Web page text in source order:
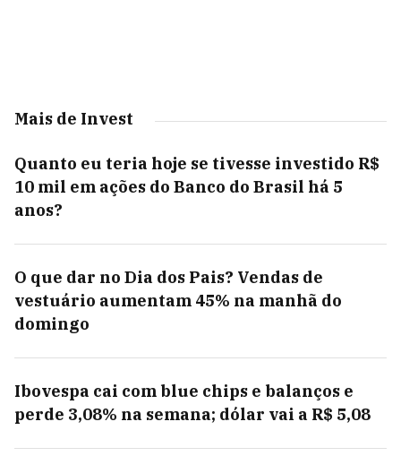
Mais de Invest
Quanto eu teria hoje se tivesse investido R$
10 mil em ações do Banco do Brasil há 5
anos?
O que dar no Dia dos Pais? Vendas de
vestuário aumentam 45% na manhã do
domingo
Ibovespa cai com blue chips e balanços e
perde 3,08% na semana; dólar vai a R$ 5,08